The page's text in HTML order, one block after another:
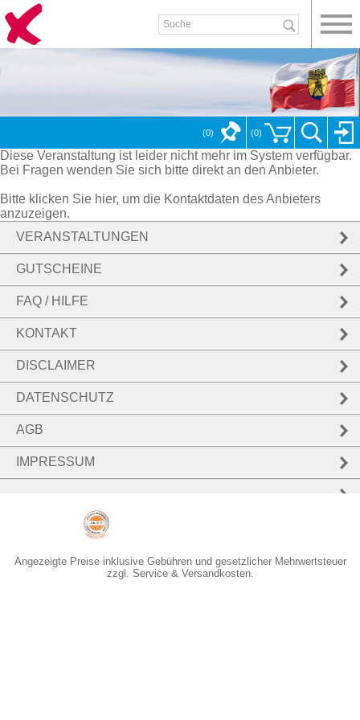
(0) (0)
Diese Veranstaltung ist leider nicht mehr im System verfügbar.
Bei Fragen wenden Sie sich bitte direkt an den Anbieter.
Bitte klicken Sie hier, um die Kontaktdaten des Anbieters
anzuzeigen.
VERANSTALTUNGEN
GUTSCHEINE
FAQ / HILFE
KONTAKT
DISCLAIMER
DATENSCHUTZ
AGB
IMPRESSUM
Angezeigte Preise inklusive Gebühren und gesetzlicher Mehrwertsteuer
zzgl. Service & Versandkosten.